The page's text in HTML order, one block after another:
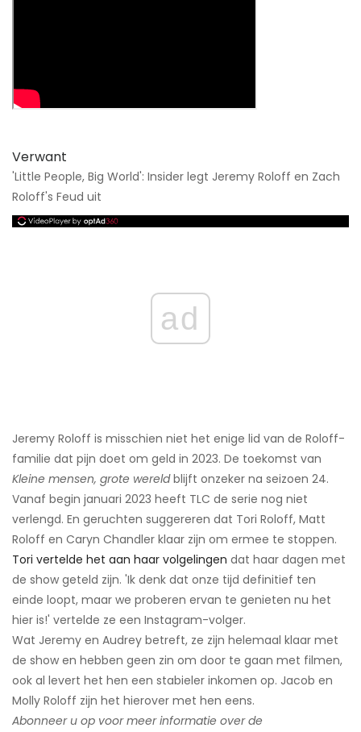
Verwant
'Little People, Big World': Insider legt Jeremy Roloff en Zach
Roloff's Feud uit
ad
Jeremy Roloff is misschien niet het enige lid van de Roloff-
familie dat pijn doet om geld in 2023. De toekomst van
Kleine mensen, grote wereldblijft onzeker na seizoen 24.
Vanaf begin januari 2023 heeft TLC de serie nog niet
verlengd. En geruchten suggereren dat Tori Roloff, Matt
Roloff en Caryn Chandler klaar zijn om ermee te stoppen.
Tori vertelde het aan haar volgelingen dat haar dagen met
de show geteld zijn. 'Ik denk dat onze tijd definitief ten
einde loopt, maar we proberen ervan te genieten nu het
hier is!' vertelde ze een Instagram-volger.
Wat Jeremy en Audrey betreft, ze zijn helemaal klaar met
de show en hebben geen zin om door te gaan met filmen,
ook al levert het hen een stabieler inkomen op. Jacob en
Molly Roloff zijn het hierover met hen eens.
Abonneer u op voor meer informatie over de